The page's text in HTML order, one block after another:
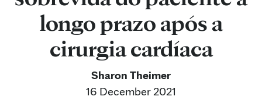
longo prazo após a
cirurgia cardíaca
Sharon Theimer
16 December 2021